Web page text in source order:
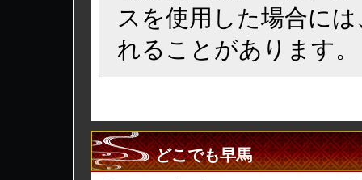
スを使用した場合に
れることがあります。
どこでも早馬